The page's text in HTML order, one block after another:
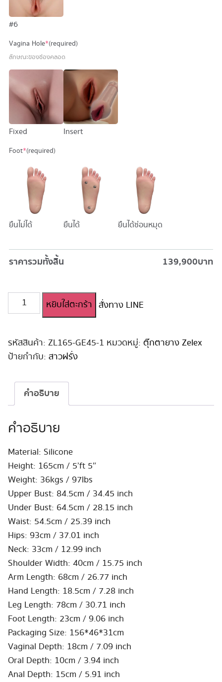
#6
Vagina Hole*(required)
ลักษณะของช่องคลอด
Fixed Insert
Foot*(required)
ยืนไม่ได้ ยืนได้ ยืนได้ซ่อนหมุด
ราคารวมทั้งสิ้น 139,900บาท
จำนวน
ตุ๊กตา
ลิ
โคน
#GE45
Hybrid
หยิบใส่ตะกร้า สั่งทาง LINE
รหัสสินค้า: ZL165-GE45-1 หมวดหมู่: ตุ๊กตายาง Zelex
ป้ายกำกับ: สาวฝรั่ง
คำอธิบาย
คำอธิบาย
Material: Silicone
Height: 165cm / 5’ft 5″
Weight: 36kgs / 97lbs
Upper Bust: 84.5cm / 34.45 inch
Under Bust: 64.5cm / 28.15 inch
Waist: 54.5cm / 25.39 inch
Hips: 93cm / 37.01 inch
Neck: 33cm / 12.99 inch
Shoulder Width: 40cm / 15.75 inch
Arm Length: 68cm / 26.77 inch
Hand Length: 18.5cm / 7.28 inch
Leg Length: 78cm / 30.71 inch
Foot Length: 23cm / 9.06 inch
Packaging Size: 156*46*31cm
Vaginal Depth: 18cm / 7.09 inch
Oral Depth: 10cm / 3.94 inch
Anal Depth: 15cm / 5.91 inch